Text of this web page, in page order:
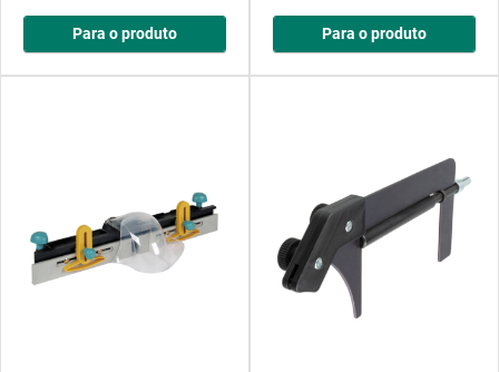
Para o produto Para o produto